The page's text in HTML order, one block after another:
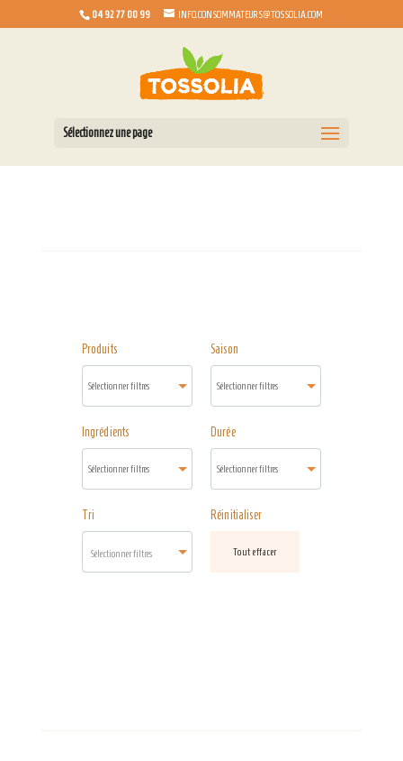
04 92 77 00 99 INFO.CONSOMMATEURS@TOSSOLIA.COM
Sélectionnez une page
Produits Saison
Ingrédients Durée
Tri
Sélectionner filtres
Réinitialiser
Tout effacer